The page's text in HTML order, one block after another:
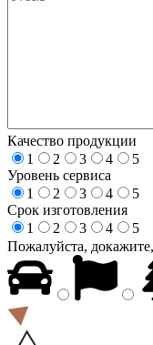
Качество продукции
1
2 3 4
5
Уровень сервиса
1
2 3 4
5
Срок изготовления
1
2 3 4
5
Пожалуйста,